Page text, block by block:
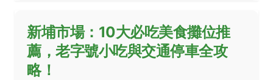
新埔市場：10大必吃美食攤位推
薦，老字號小吃與交通停車全攻
略！